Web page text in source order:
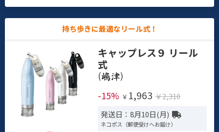
持ち歩きに最適なリール式！
キャップレス９ リール
式
(
)
-15% ￥ 1,963 ￥2,310
発送日：8月10日(月)
ネコポス（郵便受けへお届け）